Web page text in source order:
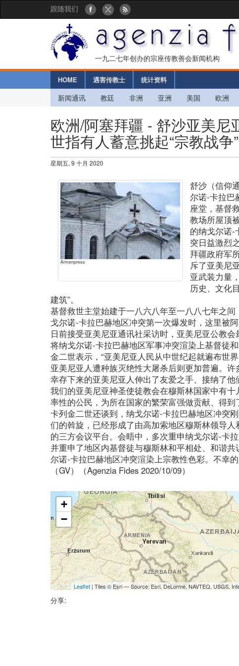
跟随我们
一九二七年创办的宗座传教善会新闻机构
HOME 遇害传教士 统计资料
新闻通讯 教廷 非洲 亚洲 美国 欧洲
欧洲/阿塞拜疆 - 舒沙亚美
世指有人蓄意挑起“宗教战争”
星期五, 9 十月 2020
Armenpress
舒沙（信仰
尔诺-卡拉巴
座堂，基督
教场所屋顶
的纳戈尔诺-
突日益激烈
拜疆政府军
斥了亚美尼
亚武装力量
历史、文化
建筑”。
基督救世主堂始建于一八六八年至一八八七年之
戈尔诺-卡拉巴赫地区冲突第一次爆发时，这里被阿
日前接受亚美尼亚通讯社采访时，亚美尼亚公教
将纳戈尔诺-卡拉巴赫地区军事冲突渲染上基督徒
金二世表示，“亚美尼亚人民从中世纪起就遍布世
亚美尼亚人遭种族灭绝性大屠杀后则更加普遍。
幸存下来的亚美尼亚人伸出了友爱之手、接纳了他
我们的亚美尼亚神圣使徒教会在穆斯林国家中有
率性的公民，为所在国家的繁荣富强做贡献、得到
卡列金二世还谈到，纳戈尔诺-卡拉巴赫地区冲突
们的斡旋，已经形成了由高加索地区穆斯林领导
的三方会议平台。会晤中，多次重申纳戈尔诺-卡
并重申了地区内基督徒与穆斯林和平相处、和谐
尔诺-卡拉巴赫地区冲突渲染上宗教性色彩。不幸
（GV）（Agenzia Fides 2020/10/09）
+
−
Leaflet| Tiles © Esri — Source: Esri, DeLorme, NAVTEQ, USGS,
分享: